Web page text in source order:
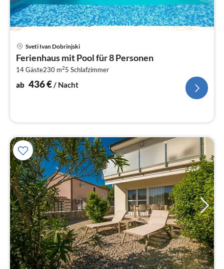
Sveti Ivan Dobrinjski
Ferienhaus mit Pool für 8 Personen
14 Gäste230 m25 Schlafzimmer
ab 436€/ Nacht